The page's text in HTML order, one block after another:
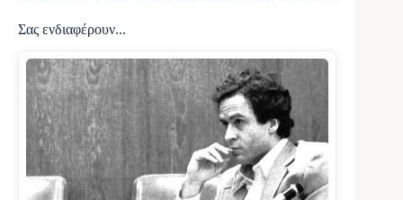
Σας ενδιαφέρουν...